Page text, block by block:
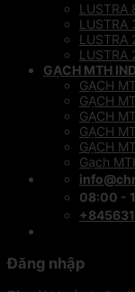
LUSTRA
LUSTRA
LUSTRA
LUSTRA
GẠCH MTH
GẠCH
GẠCH
GẠCH
GẠCH
GẠCH
Gạch
08:00 -
Đăng nhập